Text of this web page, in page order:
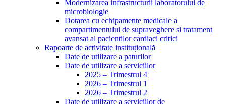
Modernizarea infrastructurii laboratorului de
microbiologie
Dotarea cu echipamente medicale a
compartimentului de supraveghere si tratament
avansat al pacientilor cardiaci critici
Rapoarte de activitate instituțională
Date de utilizare a paturilor
Date de utilizare a serviciilor
2025 – Trimestrul 4
2026 – Trimestrul 1
2026 – Trimestrul 2
Date de utilizare a serviciilor de